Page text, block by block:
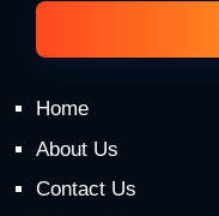
Home
About Us
Contact Us